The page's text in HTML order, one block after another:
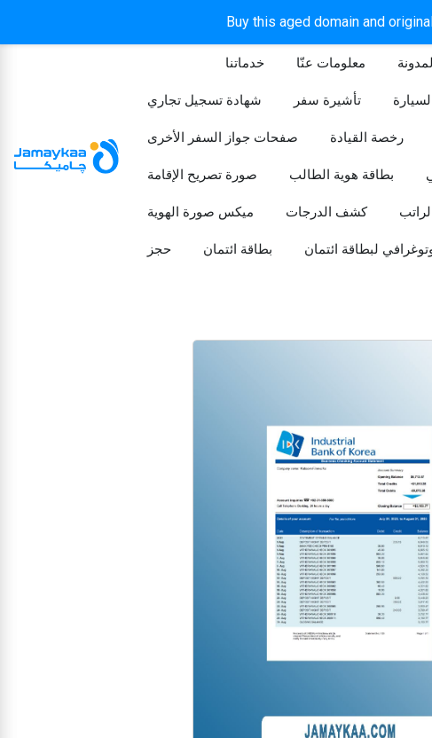
Buy this aged domain and
خدماتنا معلومات عنّا
شهادة تسجيل تجاري تأشيرة سفر
صفحات جواز السفر الأخرى رخصة القيادة
صورة تصريح الإقامة بطاقة هوية الطالب
ميكس صورة الهوية كشف الدرجات
حجز بطاقة ائتمان لبطاقة ائتمان